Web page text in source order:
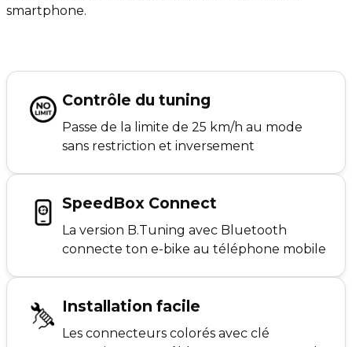
smartphone.
Contrôle du tuning
Passe de la limite de 25 km/h au mode
sans restriction et inversement
SpeedBox Connect
La version B.Tuning avec Bluetooth
connecte ton e-bike au téléphone mobile
Installation facile
Les connecteurs colorés avec clé